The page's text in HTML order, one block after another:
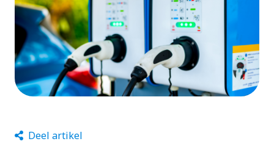
Deel artikel